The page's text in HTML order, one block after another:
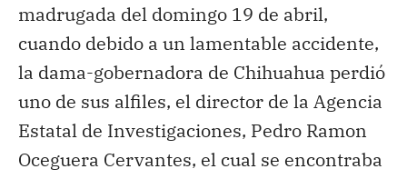
madrugada del domingo 19 de abril,
cuando debido a un lamentable accidente,
la dama-gobernadora de Chihuahua perdió
uno de sus alfiles, el director de la Agencia
Estatal de Investigaciones, Pedro Ramon
Oceguera Cervantes, el cual se encontraba